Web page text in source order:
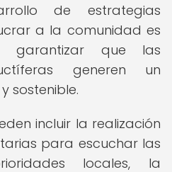
de estrategias
a la comunidad es
garantizar que las
generen un
sostenible.
incluir la realización
para escuchar las
locales, la